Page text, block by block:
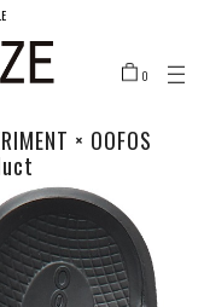
0
× OOFOS